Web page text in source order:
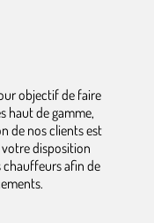
objectif de faire
haut de gamme,
de nos clients est
disposition
afin de